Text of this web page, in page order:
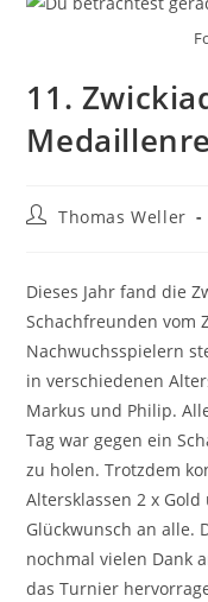
11.
Beitrags-
Thomas Weller
Dieses Jahr fand die
Schachfreunden vom
Nachwuchsspielern
in verschiedenen
Markus und Philip.
Tag war gegen ein
zu holen. Trotzdem
Altersklassen 2 x
Glückwunsch an alle.
nochmal vielen Dank
das Turnier